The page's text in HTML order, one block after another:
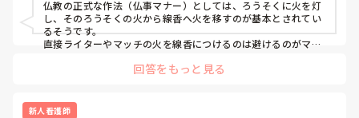
仏教の正式な作法（仏事マナー）としては、ろうそくに火を灯
し、そのろうそくの火から線香へ火を移すのが基本とされてい
るそうです。
直接ライターやマッチの火を線香につけるのは避けるのがマナ
回答をもっと見る
新人看護師